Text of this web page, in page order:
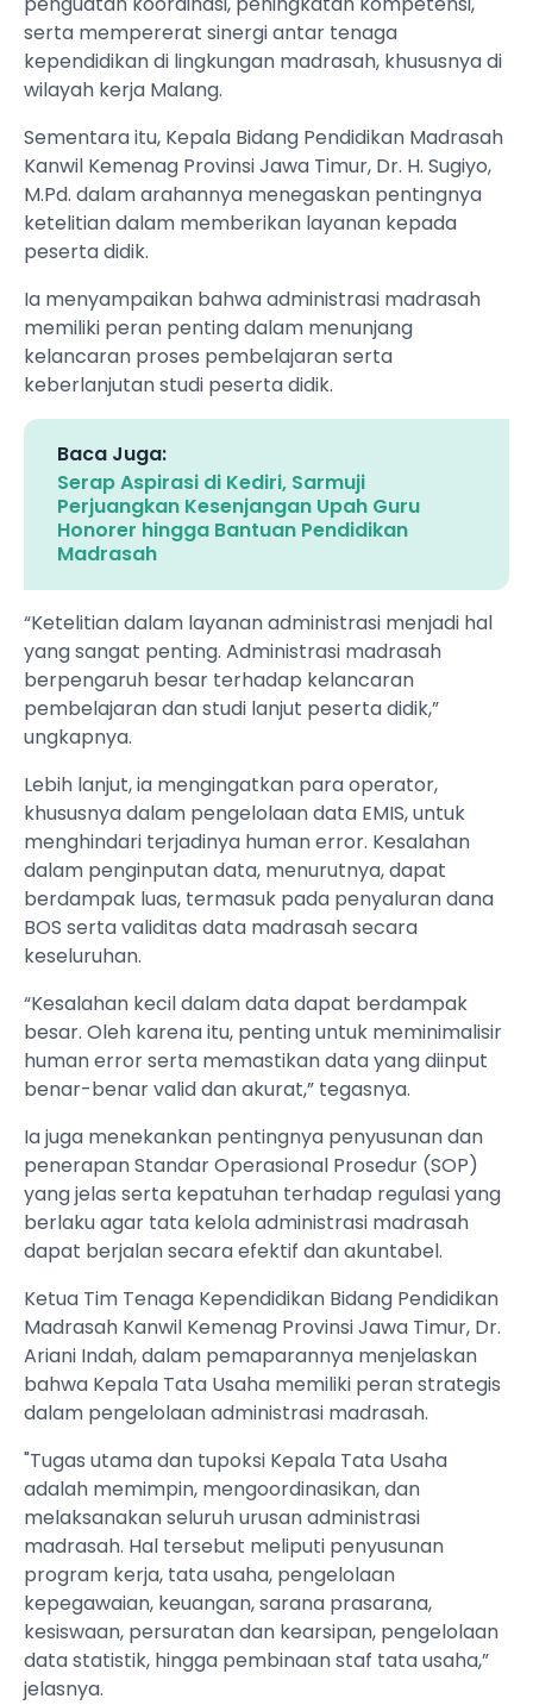
serta mempererat sinergi antar tenaga
kependidikan di lingkungan madrasah, khususnya di
wilayah kerja Malang.
Sementara itu, Kepala Bidang Pendidikan Madrasah
Kanwil Kemenag Provinsi Jawa Timur, Dr. H. Sugiyo,
M.Pd. dalam arahannya menegaskan pentingnya
ketelitian dalam memberikan layanan kepada
peserta didik.
Ia menyampaikan bahwa administrasi madrasah
memiliki peran penting dalam menunjang
kelancaran proses pembelajaran serta
keberlanjutan studi peserta didik.
Baca Juga:
Serap Aspirasi di Kediri, Sarmuji
Perjuangkan Kesenjangan Upah Guru
Honorer hingga Bantuan Pendidikan
Madrasah
“Ketelitian dalam layanan administrasi menjadi hal
yang sangat penting. Administrasi madrasah
berpengaruh besar terhadap kelancaran
pembelajaran dan studi lanjut peserta didik,”
ungkapnya.
Lebih lanjut, ia mengingatkan para operator,
khususnya dalam pengelolaan data EMIS, untuk
menghindari terjadinya human error. Kesalahan
dalam penginputan data, menurutnya, dapat
berdampak luas, termasuk pada penyaluran dana
BOS serta validitas data madrasah secara
keseluruhan.
“Kesalahan kecil dalam data dapat berdampak
besar. Oleh karena itu, penting untuk meminimalisir
human error serta memastikan data yang diinput
benar-benar valid dan akurat,” tegasnya.
Ia juga menekankan pentingnya penyusunan dan
penerapan Standar Operasional Prosedur (SOP)
yang jelas serta kepatuhan terhadap regulasi yang
berlaku agar tata kelola administrasi madrasah
dapat berjalan secara efektif dan akuntabel.
Ketua Tim Tenaga Kependidikan Bidang Pendidikan
Madrasah Kanwil Kemenag Provinsi Jawa Timur, Dr.
Ariani Indah, dalam pemaparannya menjelaskan
bahwa Kepala Tata Usaha memiliki peran strategis
dalam pengelolaan administrasi madrasah.
"Tugas utama dan tupoksi Kepala Tata Usaha
adalah memimpin, mengoordinasikan, dan
melaksanakan seluruh urusan administrasi
madrasah. Hal tersebut meliputi penyusunan
program kerja, tata usaha, pengelolaan
kepegawaian, keuangan, sarana prasarana,
kesiswaan, persuratan dan kearsipan, pengelolaan
data statistik, hingga pembinaan staf tata usaha,”
jelasnya.